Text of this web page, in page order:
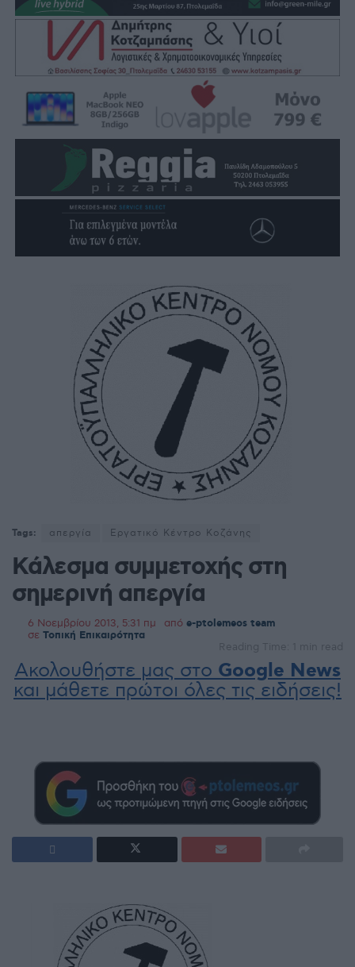
Tags: απεργία Εργατικό Κέντρο Κοζάνης
Κάλεσμα συμμετοχής στη
σημερινή απεργία
6 Νοεμβρίου 2013, 5:31 πμ από e-ptolemeos team
σε Τοπική Επικαιρότητα
Reading Time: 1 min read
Ακολουθήστε μας στο Google News
και μάθετε πρώτοι όλες τις ειδήσεις!